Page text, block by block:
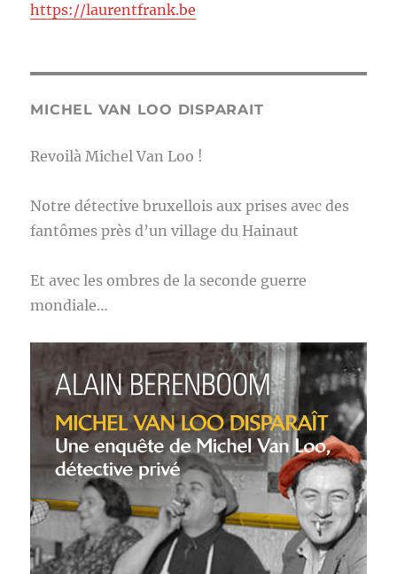
https://laurentfrank.be
MICHEL VAN LOO DISPARAIT
Revoilà Michel Van Loo !
Notre détective bruxellois aux prises avec des
fantômes près d’un village du Hainaut
Et avec les ombres de la seconde guerre
mondiale…